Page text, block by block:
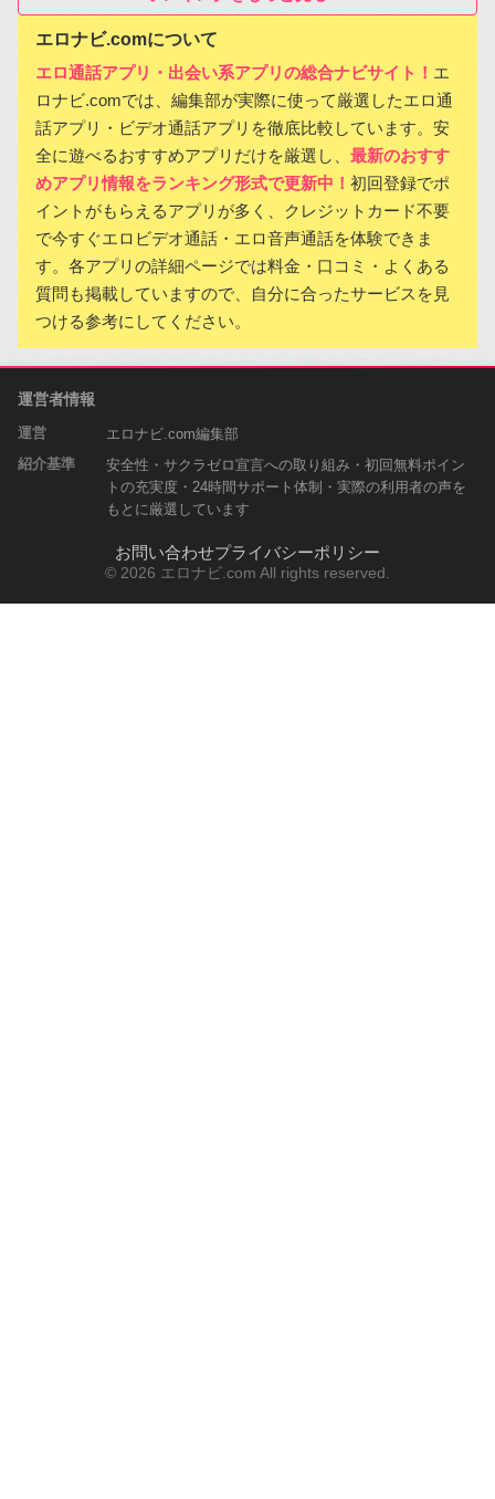
エロナビ.comについて
エロ通話アプリ・出会い系アプリの総合ナビサイト！ エ
ロナビ.comでは、編集部が実際に使って厳選したエロ通
話アプリ・ビデオ通話アプリを徹底比較しています。安
全に遊べるおすすめアプリだけを厳選し、 最新のおすす
めアプリ情報をランキング形式で更新中！ 初回登録でポ
イントがもらえるアプリが多く、クレジットカード不要
で今すぐエロビデオ通話・エロ音声通話を体験できま
す。各アプリの詳細ページでは料金・口コミ・よくある
質問も掲載していますので、自分に合ったサービスを見
つける参考にしてください。
運営者情報
運営
エロナビ.com編集部
紹介基準
安全性・サクラゼロ宣言への取り組み・初回無料ポイン
トの充実度・24時間サポート体制・実際の利用者の声を
もとに厳選しています
お問い合わせプライバシーポリシー
© 2026 エロナビ.com All rights reserved.